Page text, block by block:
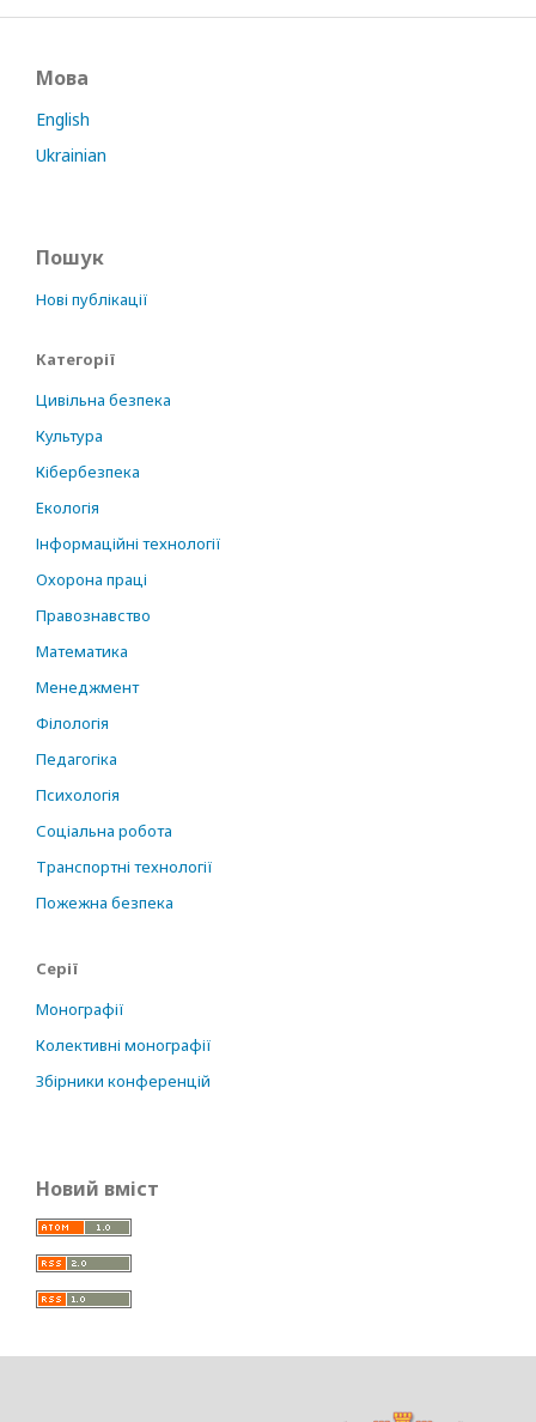
Мова
English
Ukrainian
Пошук
Нові публікації
Категорії
Цивільна безпека
Культура
Кібербезпека
Екологія
Інформаційні технології
Охорона праці
Правознавство
Математика
Менеджмент
Філологія
Педагогіка
Психологія
Соціальна робота
Транспортні технології
Пожежна безпека
Серії
Монографії
Колективні монографії
Збірники конференцій
Новий вміст